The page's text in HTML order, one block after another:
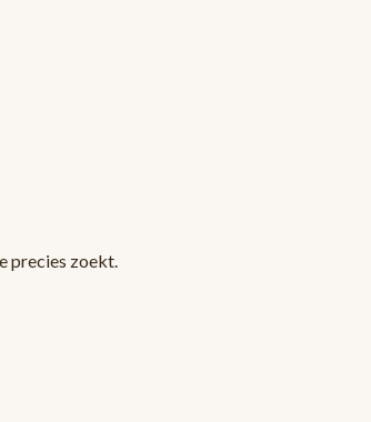
precies zoekt.